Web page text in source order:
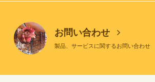
お問い合わせ
製品、サービスに関するお問い合わせ